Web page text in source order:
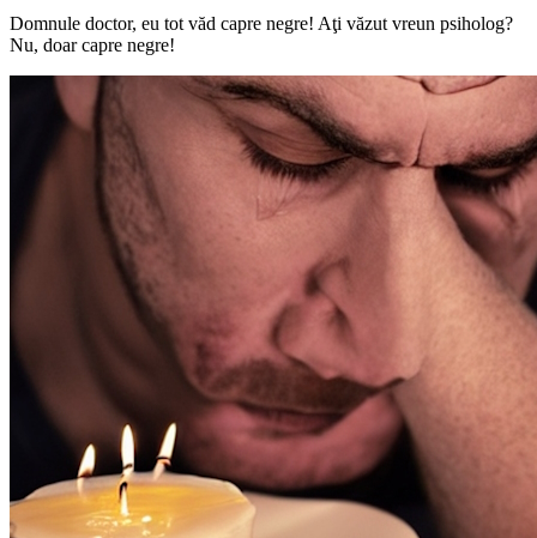
Domnule doctor, eu tot văd capre negre! Aţi văzut vreun psiholog?
Nu, doar capre negre!